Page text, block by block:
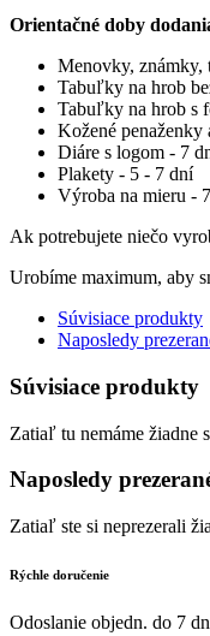
Orientačné doby
Menovky,
Tabuľky na hrob
Tabuľky na hrob s
Kožené penaženky
Diáre s logom - 7
Plakety - 5 - 7 dní
Výroba na mieru -
Ak potrebujete niečo
Urobíme maximum, aby
Súvisiace produkty
Naposledy
Súvisiace produkty
Zatiaľ tu nemáme žiadne
Naposledy
Zatiaľ ste si neprezerali
Rýchle doručenie
Odoslanie objedn. do 7